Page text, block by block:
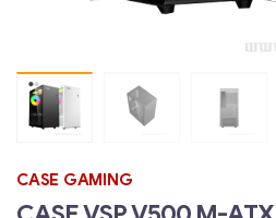
CASE GAMING